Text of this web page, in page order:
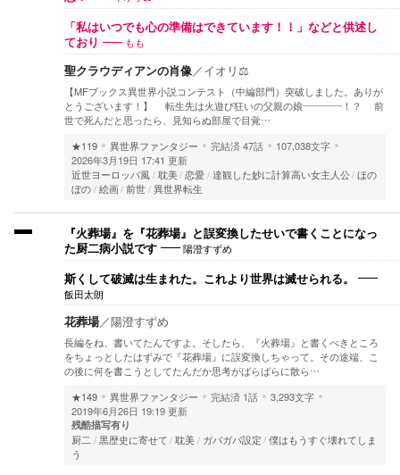
「私はいつでも心の準備はできています！！」などと供述し
ており
もも
聖クラウディアンの肖像／イオリ⚖️
【MFブックス異世界小説コンテスト（中編部門）突破しました。ありが
とうございます！】 転生先は火遊び狂いの父親の娘――――！？ 前
世で死んだと思ったら、見知らぬ部屋で目覚…
★119
異世界ファンタジー 完結済47話
107,038文字
2026年3月19日 17:41 更新
近世ヨーロッパ風
耽美 恋愛 達観した妙に計算高い女主人公 ほの
ぼの 絵画 前世 異世界転生
『火葬場』を『花葬場』と誤変換したせいで書くことになっ
た厨二病小説です
陽澄すずめ
斯くして破滅は生まれた。これより世界は滅せられる。
飯田太朗
花葬場／陽澄すずめ
長編をね、書いてたんですよ。そしたら、『火葬場』と書くべきところ
をちょっとしたはずみで『花葬場』に誤変換しちゃって。その途端、こ
の後に何を書こうとしてたんだか思考がばらばらに散ら…
★149
異世界ファンタジー 完結済 1話
3,293文字
2019年6月26日 19:19 更新
残酷描写有り
厨二 黒歴史に寄せて 耽美 ガバガバ設定 僕はもうすぐ壊れてしま
う